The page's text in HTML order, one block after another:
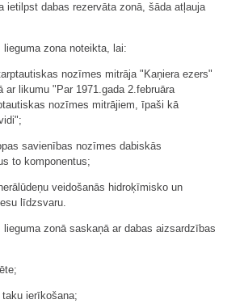
ietilpst dabas rezervāta zonā, šāda atļauja
lieguma zona noteikta, lai:
nozīmes mitrāja "Kaņiera ezers"
ar likumu "Par 1971.gada 2.februāra
nozīmes mitrājiem, īpaši kā
savienības nozīmes dabiskās
to komponentus;
veidošanās hidroķīmisko un
līdzsvaru.
lieguma zonā saskaņā ar dabas aizsardzības
ierīkošana;